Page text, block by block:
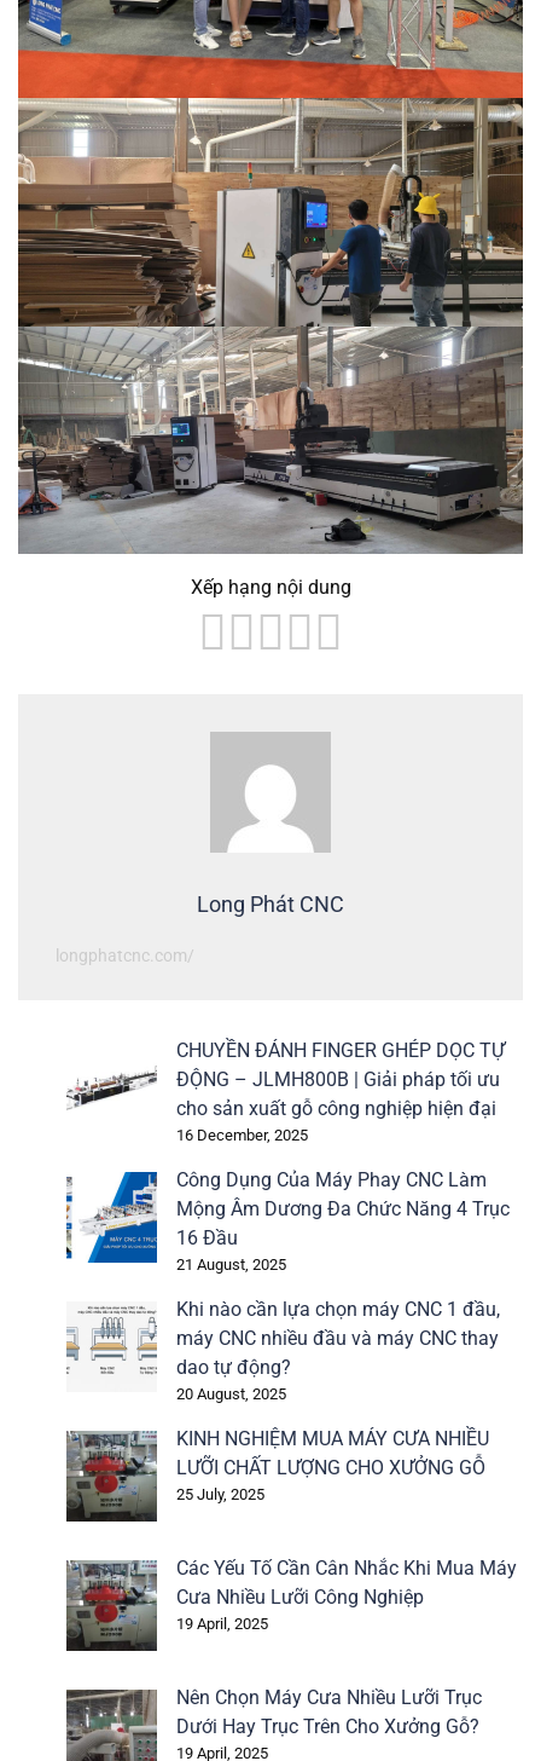
Xếp hạng nội dung
Long Phát CNC
longphatcnc.com/
CHUYỀN ĐÁNH FINGER GHÉP DỌC TỰ
ĐỘNG – JLMH800B | Giải pháp tối ưu
cho sản xuất gỗ công nghiệp hiện đại
16 December, 2025
Công Dụng Của Máy Phay CNC Làm
Mộng Âm Dương Đa Chức Năng 4 Trục
16 Đầu
21 August, 2025
Khi nào cần lựa chọn máy CNC 1 đầu,
máy CNC nhiều đầu và máy CNC thay
dao tự động?
20 August, 2025
KINH NGHIỆM MUA MÁY CƯA NHIỀU
LƯỠI CHẤT LƯỢNG CHO XƯỞNG GỖ
25 July, 2025
Các Yếu Tố Cần Cân Nhắc Khi Mua Máy
Cưa Nhiều Lưỡi Công Nghiệp
19 April, 2025
Nên Chọn Máy Cưa Nhiều Lưỡi Trục
Dưới Hay Trục Trên Cho Xưởng Gỗ?
19 April, 2025